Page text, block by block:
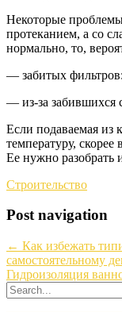
Некоторые проблемы
протеканием, а со
нормально, то,
— забитых
— из-за забившихся
Если подаваемая из
температуру, скорее
Ее нужно разобрать
Строительство
Post navigation
← Как избежать
самостоятельному
Гидроизоляция